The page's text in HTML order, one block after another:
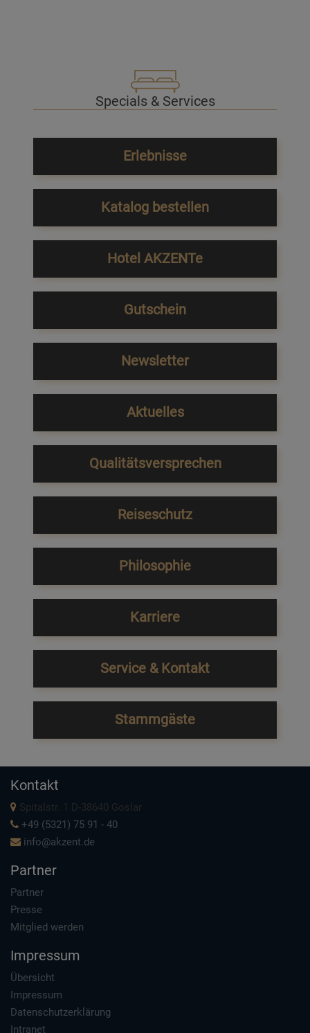
Specials & Services
Erlebnisse
Katalog bestellen
Hotel AKZENTe
Gutschein
Newsletter
Aktuelles
Qualitätsversprechen
Reiseschutz
Philosophie
Karriere
Service & Kontakt
Stammgäste
Kontakt
Spitalstr. 1 D-38640 Goslar
+49 (5321) 75 91 - 40
info@akzent.de
Partner
Partner
Presse
Mitglied werden
Impressum
Übersicht
Impressum
Datenschutzerklärung
Intranet